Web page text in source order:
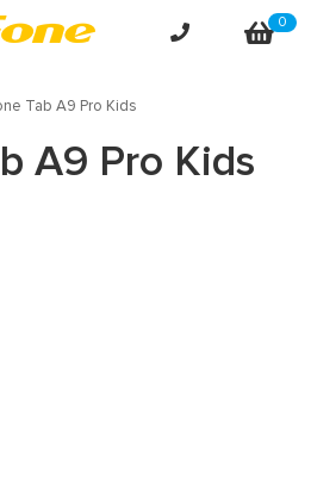
0
Tab A9 Pro Kids
A9 Pro Kids